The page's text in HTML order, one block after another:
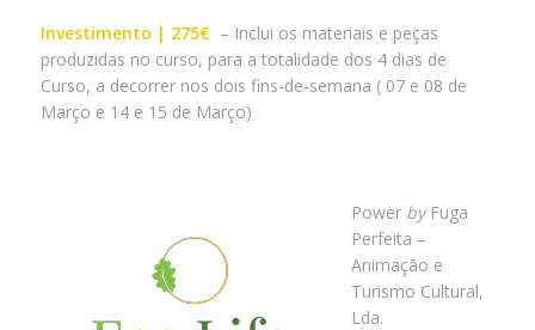
Investimento | 275€ – Inclui os materiais e peças
produzidas no curso, para a totalidade dos 4 dias de
Curso, a decorrer nos dois fins-de-semana ( 07 e 08 de
Março e 14 e 15 de Março)
Power byFuga
Perfeita –
Animação e
Turismo Cultural,
Lda.